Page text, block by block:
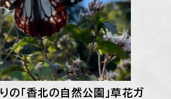
の「香北の自然公園」草花ガ